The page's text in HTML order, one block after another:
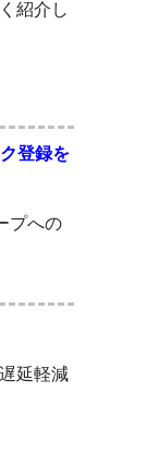
紹介し
登録を
プへの
延軽減